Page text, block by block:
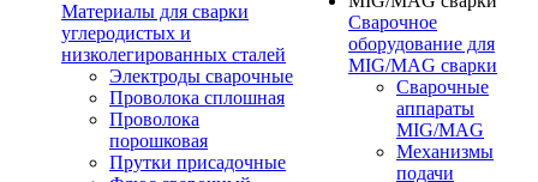
Материалы для сварки
углеродистых и
низколегированных сталей
Электроды сварочные
Проволока сплошная
Проволока
порошковая
Прутки присадочные
Сварочное
оборудование для
MIG/MAG сварки
Сварочные
аппараты
MIG/MAG
Механизмы
подачи